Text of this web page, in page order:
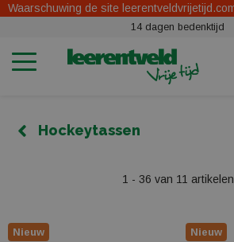
14 dagen bedenktijd
Hockeytassen
1 - 36 van 11 artikelen
Nieuw Nieuw